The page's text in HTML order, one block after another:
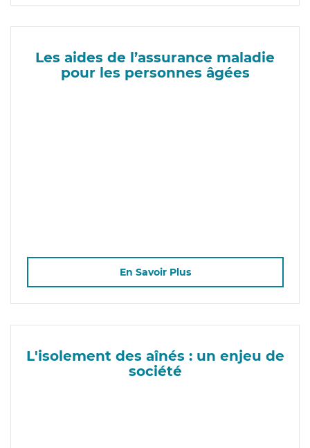
Les aides de l’assurance maladie
pour les personnes âgées
En Savoir Plus
L'isolement des aînés : un enjeu de
société